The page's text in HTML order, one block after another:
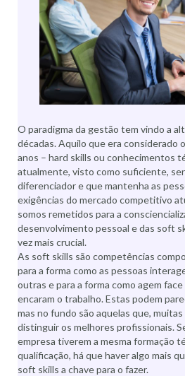
O paradigma da gestão tem vindo a
décadas. Aquilo que era considerado
anos – hard skills ou conhecimentos
atualmente, visto como suficiente,
diferenciador e que mantenha as
exigências do mercado competitivo
somos remetidos para a
desenvolvimento pessoal e das soft
vez mais crucial.
As soft skills são competências
para a forma como as pessoas
outras e para a forma como agem
encaram o trabalho. Estas podem
mas no fundo são aquelas que,
distinguir os melhores profissionais.
empresa tiverem a mesma formação
qualificação, há que haver algo mais
soft skills a chave para o fazer.